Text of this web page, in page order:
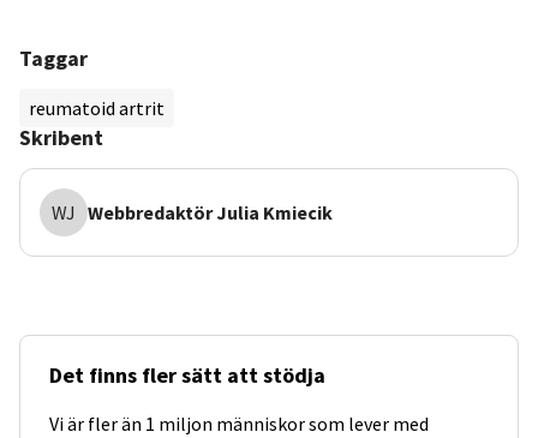
Taggar
reumatoid artrit
Skribent
WJ WebbredaktörJulia Kmiecik
Det finns fler sätt att stödja
Vi är fler än 1 miljon människor som lever med